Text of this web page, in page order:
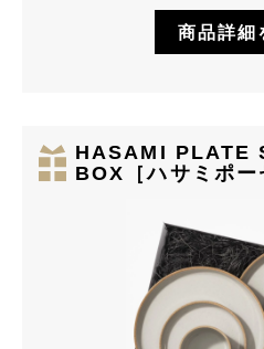
商品詳細
HASAMI PLATE
BOX［ハサミポ